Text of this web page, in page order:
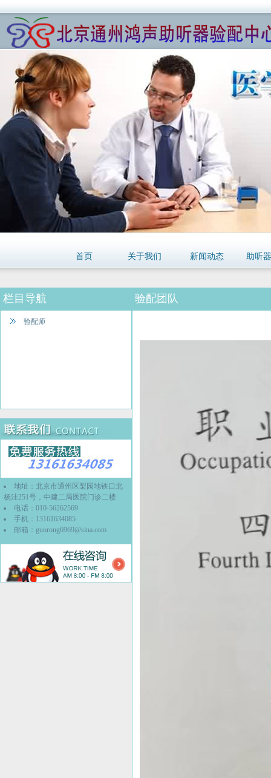
首页 关于我们 新闻动态 助听
栏目导航
验配师
地址：北京市通州区梨园地铁口北
杨洼251号，中建二局医院门诊二楼
电话：010-56262569
手机：13161634085
邮箱： guorong6969@sina.com
验配团队